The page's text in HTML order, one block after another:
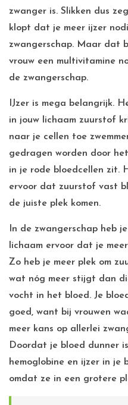
zwanger is. Slikken dus
klopt dat je meer ijzer
zwangerschap. Maar dat
vrouw een multivitamine
de zwangerschap.
IJzer is mega belangrijk.
in jouw lichaam zuurstof
naar je cellen toe
gedragen worden door
in je rode bloedcellen zit.
ervoor dat zuurstof vast
de juiste plek komen.
In de zwangerschap heb
lichaam ervoor dat je
Zo heb je meer plek om
wat nóg meer stijgt dan
vocht in het bloed. Je
goed, want bij vrouwen
meer kans op allerlei
Doordat je bloed dunner
hemoglobine en ijzer in je
omdat ze in een grotere